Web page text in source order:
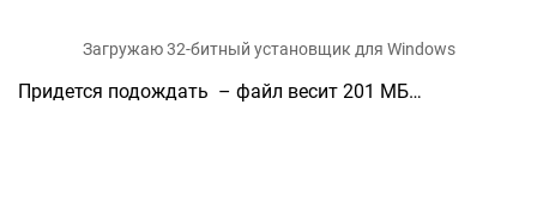
Загружаю 32-битный установщик для Windows
Придется подождать – файл весит 201 МБ…